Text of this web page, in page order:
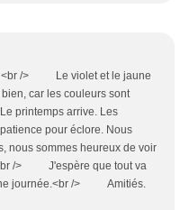
<br /> Le violet et le jaune
car les couleurs sont
printemps arrive. Les
pour éclore. Nous
nous sommes heureux de voir
/> J'espère que tout va
journée.<br /> Amitiés.